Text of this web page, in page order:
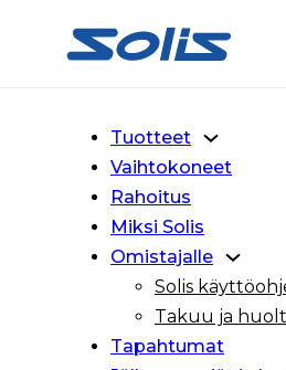
Siirry pääsisältöön
Siirry alatunnisteeseen
Tuotteet
Vaihtokoneet
Rahoitus
Miksi Solis
Omistajalle
Solis
Takuu ja
Tapahtumat